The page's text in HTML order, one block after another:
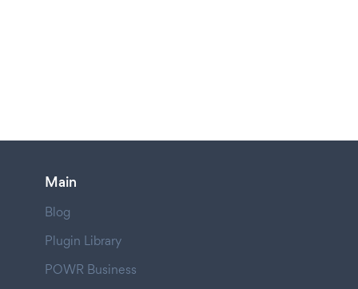
Main
Blog
Plugin Library
POWR Business